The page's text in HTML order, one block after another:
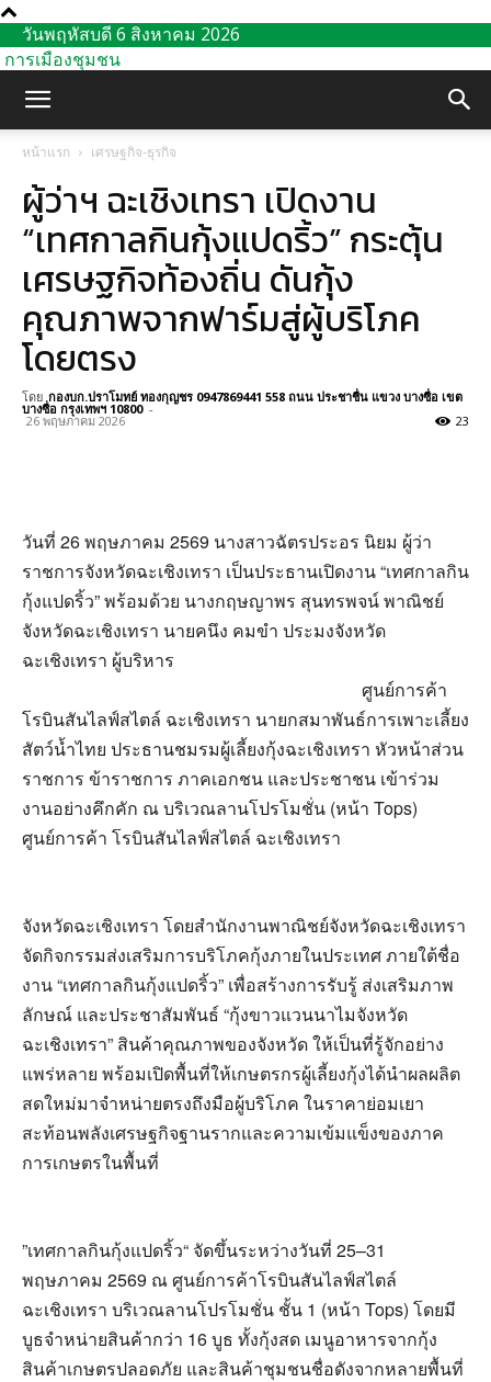
วันพฤหัสบดี 6 สิงหาคม 2026
การเมืองชุมชน
หน้าแรก เศรษฐกิจ-ธุรกิจ
ผู้ว่าฯ ฉะเชิงเทรา เปิดงาน
“เทศกาลกินกุ้งแปดริ้ว” กระตุ้น
เศรษฐกิจท้องถิ่น ดันกุ้ง
คุณภาพจากฟาร์มสู่ผู้บริโภค
โดยตรง
โดย กองบก.ปราโมทย์ ทองกุญชร 0947869441 558 ถนน ประชาชื่น แขวง บางซื่อ เขต
บางซื่อ กรุงเทพฯ 10800 -
26 พฤษภาคม 2026 23
วันที่ 26 พฤษภาคม 2569 นางสาวฉัตรประอร นิยม ผู้ว่า
ราชการจังหวัดฉะเชิงเทรา เป็นประธานเปิดงาน “เทศกาลกิน
กุ้งแปดริ้ว” พร้อมด้วย นางกฤษญาพร สุนทรพจน์ พาณิชย์
จังหวัดฉะเชิงเทรา นายคนึง คมขำ ประมงจังหวัด
ฉะเชิงเทรา ผู้บริหาร
ศูนย์การค้า
โรบินสันไลฟ์สไตล์ ฉะเชิงเทรา นายกสมาพันธ์การเพาะเลี้ยง
สัตว์น้ำไทย ประธานชมรมผู้เลี้ยงกุ้งฉะเชิงเทรา หัวหน้าส่วน
ราชการ ข้าราชการ ภาคเอกชน และประชาชน เข้าร่วม
งานอย่างคึกคัก ณ บริเวณลานโปรโมชั่น (หน้า Tops)
ศูนย์การค้า โรบินสันไลฟ์สไตล์ ฉะเชิงเทรา
จังหวัดฉะเชิงเทรา โดยสำนักงานพาณิชย์จังหวัดฉะเชิงเทรา
จัดกิจกรรมส่งเสริมการบริโภคกุ้งภายในประเทศ ภายใต้ชื่อ
งาน “เทศกาลกินกุ้งแปดริ้ว” เพื่อสร้างการรับรู้ ส่งเสริมภาพ
ลักษณ์ และประชาสัมพันธ์ “กุ้งขาวแวนนาไมจังหวัด
ฉะเชิงเทรา” สินค้าคุณภาพของจังหวัด ให้เป็นที่รู้จักอย่าง
แพร่หลาย พร้อมเปิดพื้นที่ให้เกษตรกรผู้เลี้ยงกุ้งได้นำผลผลิต
สดใหม่มาจำหน่ายตรงถึงมือผู้บริโภค ในราคาย่อมเยา
สะท้อนพลังเศรษฐกิจฐานรากและความเข้มแข็งของภาค
การเกษตรในพื้นที่
”เทศกาลกินกุ้งแปดริ้ว“ จัดขึ้นระหว่างวันที่ 25–31
พฤษภาคม 2569 ณ ศูนย์การค้าโรบินสันไลฟ์สไตล์
ฉะเชิงเทรา บริเวณลานโปรโมชั่น ชั้น 1 (หน้า Tops) โดยมี
บูธจำหน่ายสินค้ากว่า 16 บูธ ทั้งกุ้งสด เมนูอาหารจากกุ้ง
สินค้าเกษตรปลอดภัย และสินค้าชุมชนชื่อดังจากหลายพื้นที่